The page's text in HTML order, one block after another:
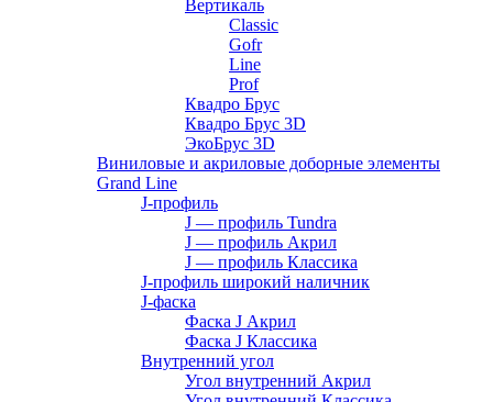
Вертикаль
Classic
Gofr
Line
Prof
Квадро Брус
Квадро Брус 3D
ЭкоБрус 3D
Виниловые и акриловые доборные элементы
Grand Line
J-профиль
J — профиль Tundra
J — профиль Акрил
J — профиль Классика
J-профиль широкий наличник
J-фаска
Фаска J Акрил
Фаска J Классика
Внутренний угол
Угол внутренний Акрил